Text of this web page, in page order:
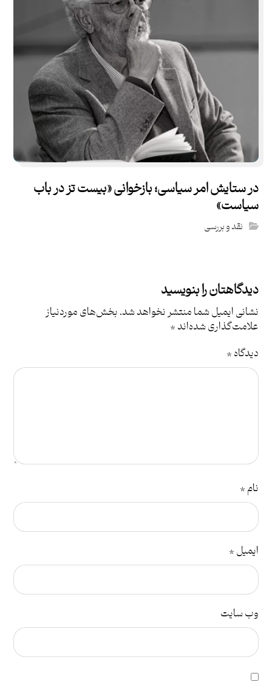
در ستایش امر سیاسی؛ بازخوانی «بیست تز در باب
سیاست»
نقد و بررسی
دیدگاهتان را بنویسید
نشانی ایمیل شما منتشر نخواهد شد.بخش‌های موردنیاز
علامت‌گذاری شده‌اند*
دیدگاه*
نام*
ایمیل*
وب‌ سایت